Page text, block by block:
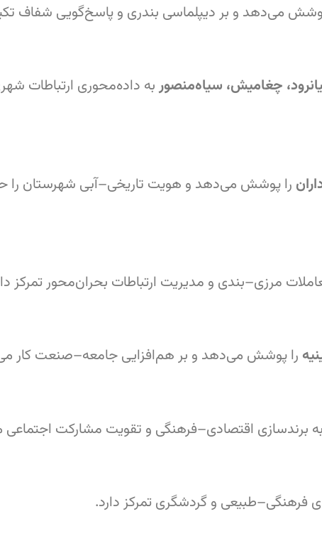
می‌دهد و بر دیپلماسی بندری و پاسخ‌گویی شفاف
چغامیش، سیاه‌منصوربه داده‌محوری ارتباطات
را پوشش می‌دهد و هویت تاریخی–آبی شهرستان را
مرزی–بندی و مدیریت ارتباطات بحران‌محور تمرکز
را پوشش می‌دهد و بر هم‌افزایی جامعه–صنعت کار
به برندسازی اقتصادی–فرهنگی و تقویت مشارکت اجتماعی
فرهنگی–طبیعی و گردشگری تمرکز دارد.